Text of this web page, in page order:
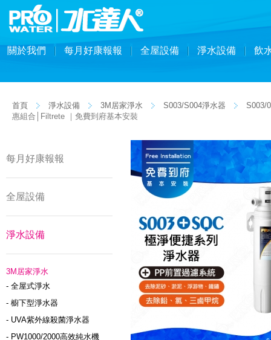
關於我們 每月好康報報 全屋設備 淨水設備 飲
首頁 淨水設備 3M居家淨水 S003/S004淨水器
S003/
惠組合│Filtrete ｜免費到府基本安裝
每月好康報報
全屋設備
淨水設備
3M居家淨水
- 全屋式淨水
- 櫥下型淨水器
- UVA紫外線殺菌淨水器
- PW1000/2000高效純水機